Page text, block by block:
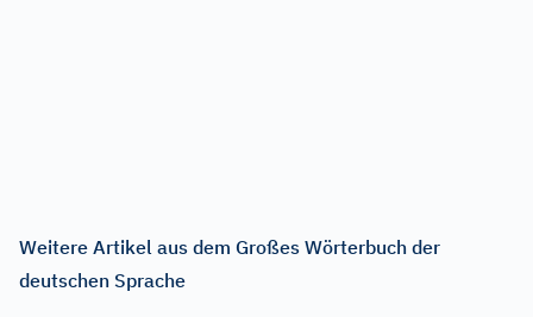
Weitere Artikel aus dem Großes Wörterbuch der
deutschen Sprache